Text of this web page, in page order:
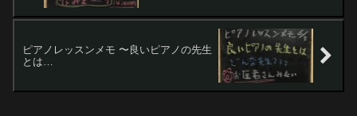
ピアノレッスンメモ 〜良いピアノの先生
とは…